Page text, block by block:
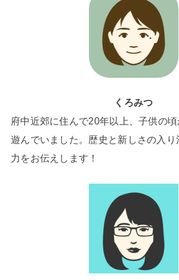
くろみつ
府中近郊に住んで20年以上、子供の
遊んでいました。歴史と新しさの入
力をお伝えします！